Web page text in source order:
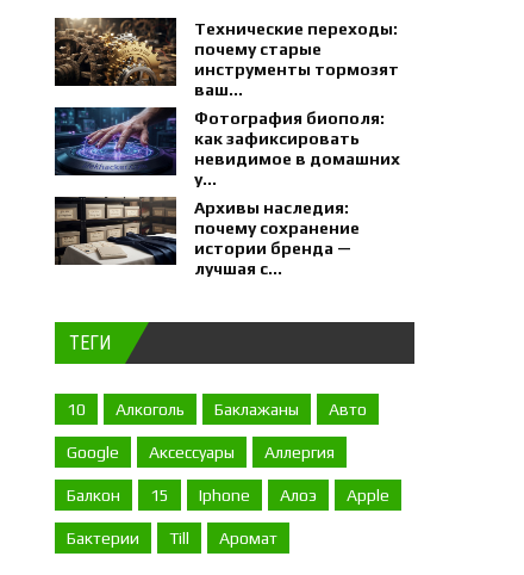
Технические переходы:
почему старые
инструменты тормозят
ваш...
Фотография биополя:
как зафиксировать
невидимое в домашних
у...
Архивы наследия:
почему сохранение
истории бренда —
лучшая с...
ТЕГИ
10 Алкоголь Баклажаны Авто
Google Аксессуары Аллергия
Балкон 15 Iphone Алоэ Apple
Бактерии Till Аромат